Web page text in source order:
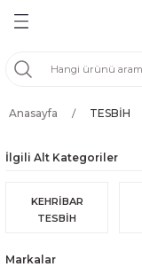
Anasayfa TESBİH
İlgili Alt Kategoriler
KEHRİBAR
TESBİH
Markalar